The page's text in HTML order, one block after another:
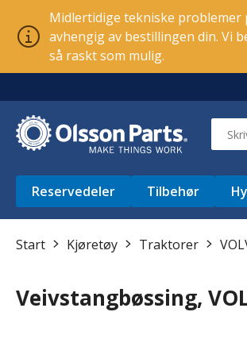
Midlertidige tekniske problemer
avhengig av bestillingen din. Vi
så raskt som mulig.
Reservedeler Tilbehør
Start Kjøretøy Traktorer
Veivstangbøssing,